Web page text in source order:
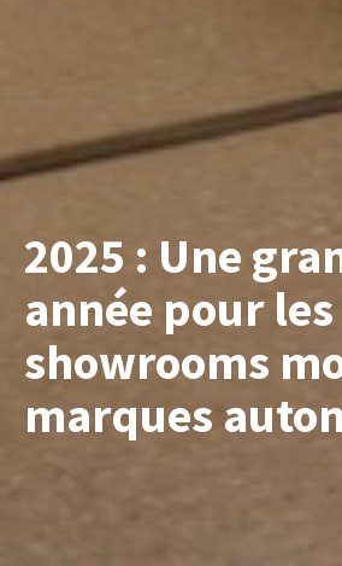
2025 : Une
année pour les
showrooms
marques